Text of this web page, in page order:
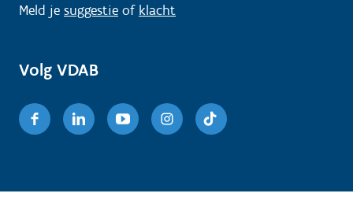
Meld je suggestie of klacht
Volg VDAB
FacebookLinkedinYoutubeInstagram